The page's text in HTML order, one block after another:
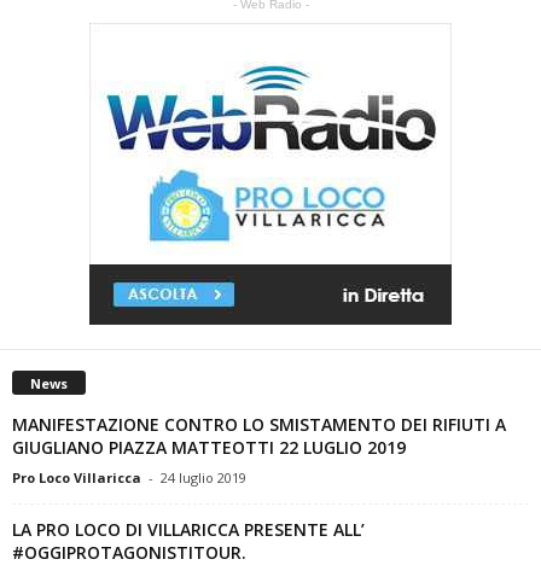
- Web Radio -
News
MANIFESTAZIONE CONTRO LO SMISTAMENTO DEI RIFIUTI A
GIUGLIANO PIAZZA MATTEOTTI 22 LUGLIO 2019
Pro Loco Villaricca - 24 luglio 2019
LA PRO LOCO DI VILLARICCA PRESENTE ALL’
#OGGIPROTAGONISTITOUR.